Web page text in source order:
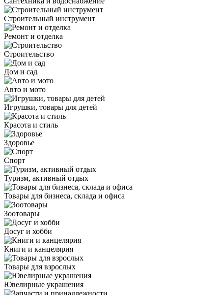
Строительный инструмент
Ремонт и отделка
Строительство
Дом и сад
Авто и мото
Игрушки, товары для детей
Красота и стиль
Здоровье
Спорт
Туризм, активный отдых
Товары для бизнеса, склада и офиса
Зоотовары
Досуг и хобби
Книги и канцелярия
Товары для взрослых
Ювелирные украшения